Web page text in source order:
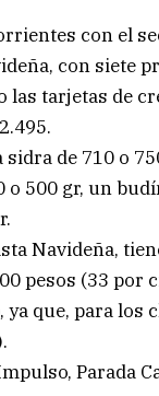
con el
con siete
las tarjetas de
de 710 o
500 gr, un
Navideña,
pesos (33 por
que, para los
Parada